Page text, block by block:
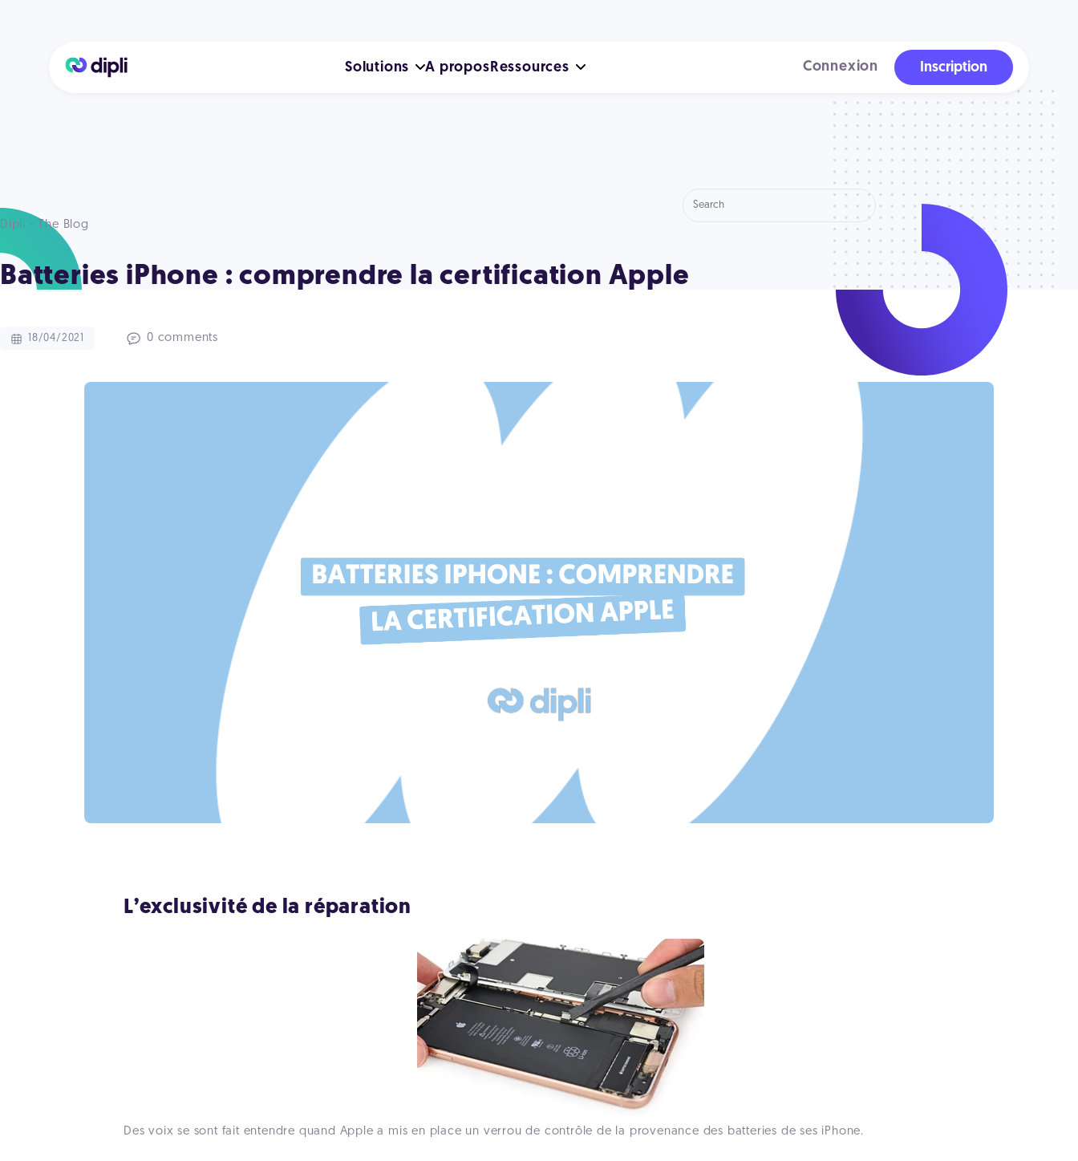
Solutions A propos Ressources Connexion Inscription
Dipli - The Blog
Batteries iPhone : comprendre la certification Apple
18/04/2021 0 comments
L’exclusivité de la réparation
Des voix se sont fait entendre quand Apple a mis en place un verrou de contrôle de la provenance des batteries de ses iPhone.